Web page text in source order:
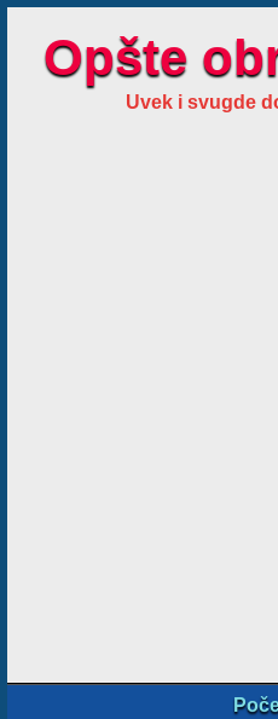
Opšte
Uvek i svugde